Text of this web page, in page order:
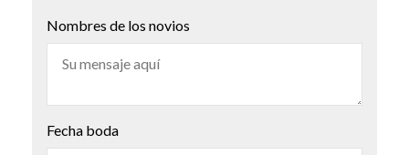
Nombres de los novios
Fecha boda